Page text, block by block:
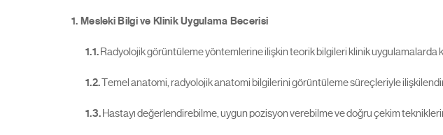
1. Mesleki Bilgi ve Klinik Uygulama Becerisi
1.1.Radyolojik görüntüleme yöntemlerine ilişkin teorik bilgileri klinik uygulamalarda
1.2.Temel anatomi, radyolojik anatomi bilgilerini görüntüleme süreçleriyle
1.3.Hastayı değerlendirebilme, uygun pozisyon verebilme ve doğru çekim